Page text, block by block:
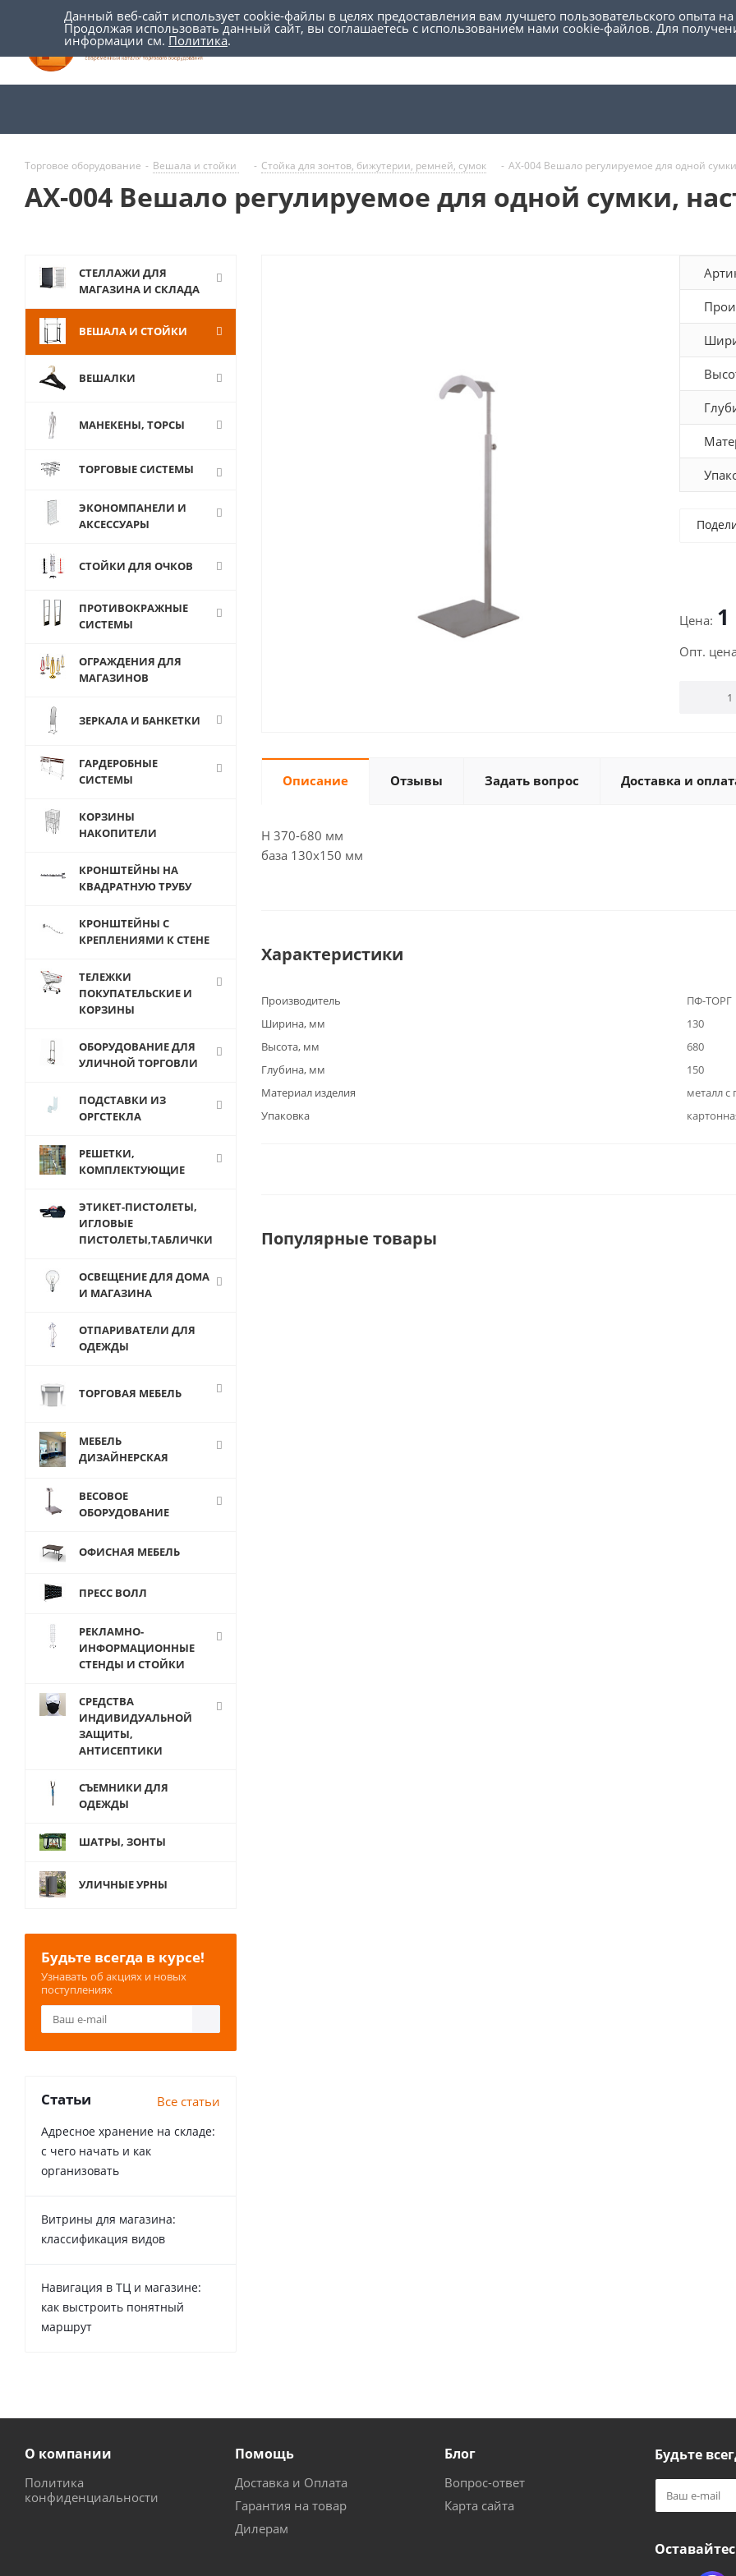
Торговое оборудование - Вешала и стойки - Cтойка для зонтов, бижутерии, ремней, сумок - AX-004 Вешало регулируемое для одной
AX-004 Вешало регулируемое для одной сумки,
1
Описание Отзывы Задать вопрос Доставка и
H 370-680 мм
база 130х150 мм
Характеристики
Производитель
ПФ-ТОРГ
Ширина, мм
130
Высота, мм
680
Глубина, мм
150
Материал изделия
металл
Упаковка
Популярные товары
СТЕЛЛАЖИ ДЛЯ
МАГАЗИНА И СКЛАДА
ВЕШАЛА И СТОЙКИ
ВЕШАЛКИ
МАНЕКЕНЫ, ТОРСЫ
ТОРГОВЫЕ СИСТЕМЫ
ЭКОНОМПАНЕЛИ И
АКСЕССУАРЫ
СТОЙКИ ДЛЯ ОЧКОВ
ПРОТИВОКРАЖНЫЕ
СИСТЕМЫ
ОГРАЖДЕНИЯ ДЛЯ
МАГАЗИНОВ
ЗЕРКАЛА И БАНКЕТКИ
ГАРДЕРОБНЫЕ
СИСТЕМЫ
КОРЗИНЫ
НАКОПИТЕЛИ
КРОНШТЕЙНЫ НА
КВАДРАТНУЮ ТРУБУ
КРОНШТЕЙНЫ С
КРЕПЛЕНИЯМИ К СТЕНЕ
ТЕЛЕЖКИ
ПОКУПАТЕЛЬСКИЕ И
КОРЗИНЫ
ОБОРУДОВАНИЕ ДЛЯ
УЛИЧНОЙ ТОРГОВЛИ
ПОДСТАВКИ ИЗ
ОРГСТЕКЛА
РЕШЕТКИ,
КОМПЛЕКТУЮЩИЕ
ЭТИКЕТ-ПИСТОЛЕТЫ,
ИГЛОВЫЕ
ПИСТОЛЕТЫ,ТАБЛИЧКИ
ОСВЕЩЕНИЕ ДЛЯ ДОМА
И МАГАЗИНА
ОТПАРИВАТЕЛИ ДЛЯ
ОДЕЖДЫ
ТОРГОВАЯ МЕБЕЛЬ
МЕБЕЛЬ
ДИЗАЙНЕРСКАЯ
ВЕСОВОЕ
ОБОРУДОВАНИЕ
ОФИСНАЯ МЕБЕЛЬ
ПРЕСС ВОЛЛ
РЕКЛАМНО-
ИНФОРМАЦИОННЫЕ
СТЕНДЫ И СТОЙКИ
СРЕДСТВА
ИНДИВИДУАЛЬНОЙ
ЗАЩИТЫ,
АНТИСЕПТИКИ
СЪЕМНИКИ ДЛЯ
ОДЕЖДЫ
ШАТРЫ, ЗОНТЫ
УЛИЧНЫЕ УРНЫ
Будьте всегда в курсе!
Узнавать об акциях и новых
поступлениях
Статьи Все статьи
Адресное хранение на складе:
с чего начать и как
организовать
Витрины для магазина:
классификация видов
Навигация в ТЦ и магазине:
как выстроить понятный
маршрут
О компании
Политика
конфиденциальности
Помощь
Доставка и Оплата
Гарантия на товар
Дилерам
Блог
Вопрос-ответ
Карта сайта
Будьте
Данный веб-сайт использует cookie-файлы в целях предоставления вам лучшего пользовательского опыта
Продолжая использовать данный сайт, вы соглашаетесь с использованием нами cookie-файлов. Для
информации см. Политика.